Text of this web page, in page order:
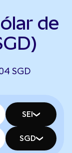
de
SGD
SEI
SGD